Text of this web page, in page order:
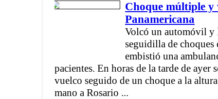
Choque múltiple y
Panamericana
Volcó un automóvil y
seguidilla de choques
embistió una
pacientes. En horas de la tarde de
vuelco seguido de un choque a la
mano a Rosario ...